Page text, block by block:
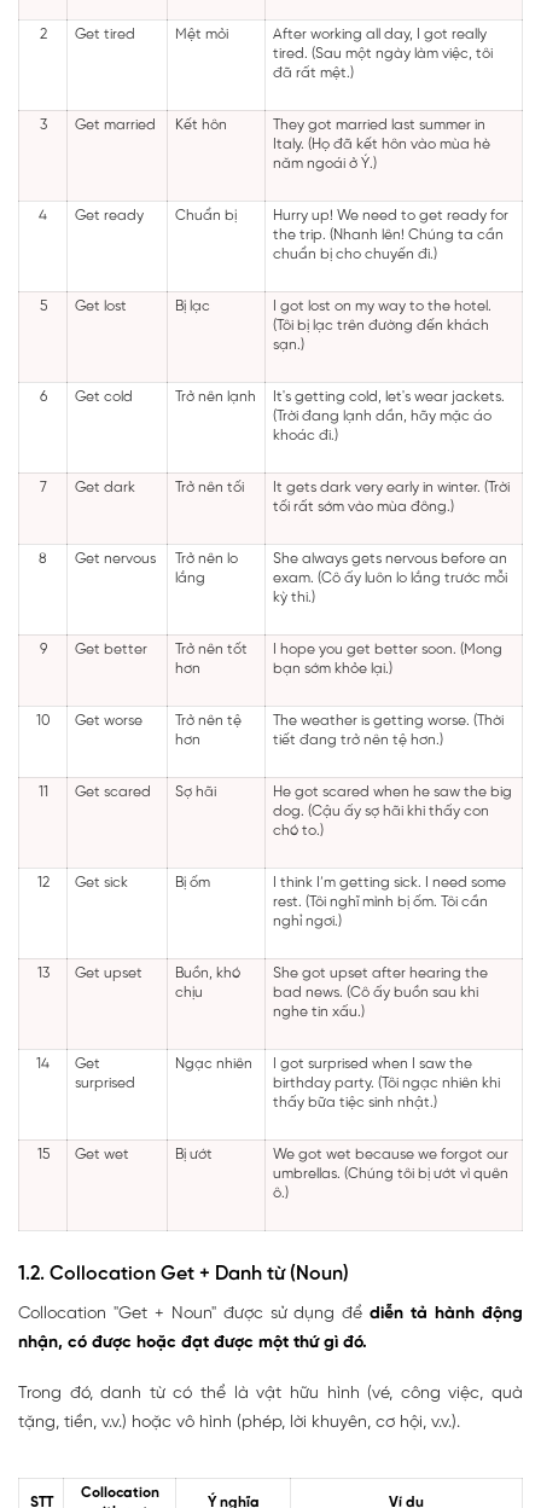
2 Get tired Mệt mỏi
After working all day, I got really
tired. (Sau một ngày làm việc, tôi
đã rất mệt.)
3 Get married Kết hôn
They got married last summer in
Italy. (Họ đã kết hôn vào mùa hè
năm ngoái ở Ý.)
4 Get ready Chuẩn bị
Hurry up! We need to get ready for
the trip. (Nhanh lên! Chúng ta cần
chuẩn bị cho chuyến đi.)
5 Get lost Bị lạc
I got lost on my way to the hotel.
(Tôi bị lạc trên đường đến khách
sạn.)
6 Get cold Trở nên lạnh
It's getting cold, let's wear jackets.
(Trời đang lạnh dần, hãy mặc áo
khoác đi.)
7 Get dark Trở nên tối
It gets dark very early in winter. (Trời
tối rất sớm vào mùa đông.)
8 Get nervous
Trở nên lo
lắng
She always gets nervous before an
exam. (Cô ấy luôn lo lắng trước mỗi
kỳ thi.)
9 Get better
Trở nên tốt
hơn
I hope you get better soon. (Mong
bạn sớm khỏe lại.)
10 Get worse
Trở nên tệ
hơn
The weather is getting worse. (Thời
tiết đang trở nên tệ hơn.)
11 Get scared Sợ hãi
He got scared when he saw the big
dog. (Cậu ấy sợ hãi khi thấy con
chó to.)
12 Get sick Bị ốm
I think I’m getting sick. I need some
rest. (Tôi nghĩ mình bị ốm. Tôi cần
nghỉ ngơi.)
13 Get upset
Buồn, khó
chịu
She got upset after hearing the
bad news. (Cô ấy buồn sau khi
nghe tin xấu.)
14
Get
surprised
Ngạc nhiên
I got surprised when I saw the
birthday party. (Tôi ngạc nhiên khi
thấy bữa tiệc sinh nhật.)
15 Get wet Bị ướt
We got wet because we forgot our
umbrellas. (Chúng tôi bị ướt vì quên
ô.)
1.2. Collocation Get + Danh từ (Noun)
Collocation "Get + Noun" được sử dụng đểdiễn tả hành động
nhận, có được hoặc đạt được một thứ gì đó.
Trong đó, danh từ có thể là vật hữu hình (vé, công việc, quà
tặng, tiền, v.v.) hoặc vô hình (phép, lời khuyên, cơ hội, v.v.).
STT
Collocation
Ý nghĩa Ví dụ